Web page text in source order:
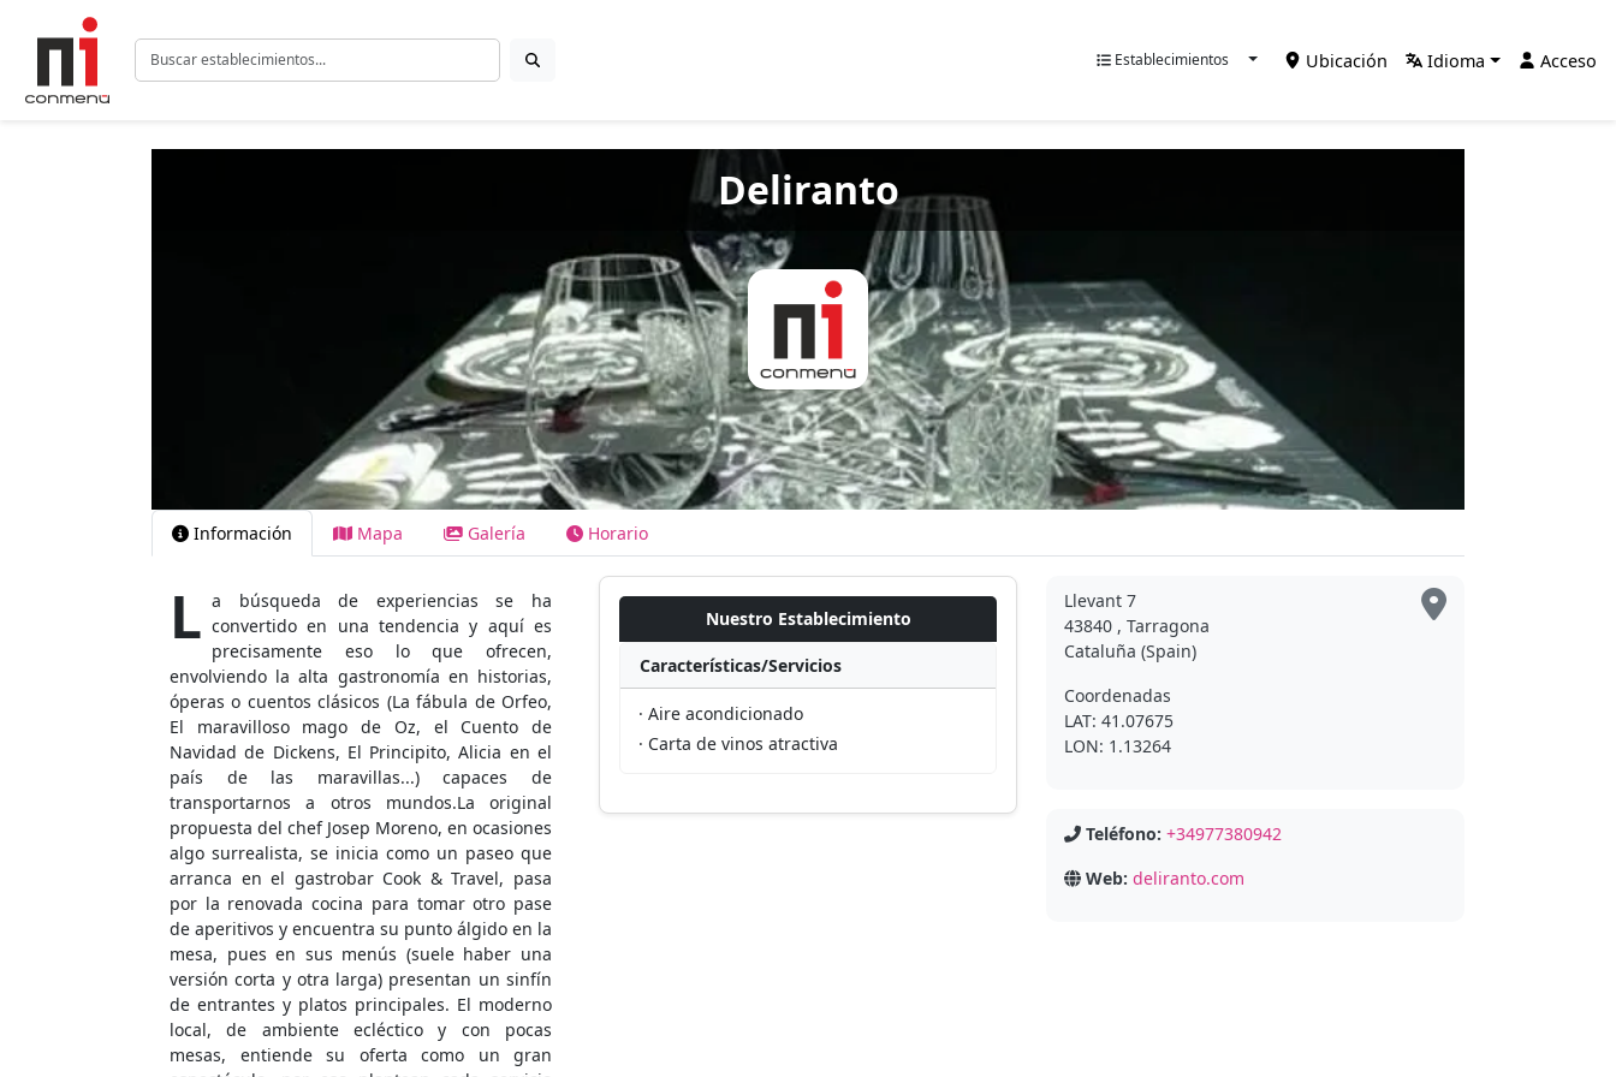
Establecimientos Ubicación Idioma Acceso
Deliranto
Información Mapa Galería Horario
L a búsqueda de experiencias se ha
convertido en una tendencia y aquí es
precisamente eso lo que ofrecen,
envolviendo la alta gastronomía en historias,
óperas o cuentos clásicos (La fábula de Orfeo,
El maravilloso mago de Oz, el Cuento de
Navidad de Dickens, El Principito, Alicia en el
país de las maravillas...) capaces de
transportarnos a otros mundos.La original
propuesta del chef Josep Moreno, en ocasiones
algo surrealista, se inicia como un paseo que
arranca en el gastrobar Cook & Travel, pasa
por la renovada cocina para tomar otro pase
de aperitivos y encuentra su punto álgido en la
mesa, pues en sus menús (suele haber una
versión corta y otra larga) presentan un sinfín
de entrantes y platos principales. El moderno
local, de ambiente ecléctico y con pocas
mesas, entiende su oferta como un gran
Nuestro Establecimiento
Características/Servicios
· Aire acondicionado
· Carta de vinos atractiva
Llevant 7
43840 , Tarragona
Cataluña (Spain)
Coordenadas
LAT: 41.07675
LON: 1.13264
Teléfono: +34977380942
Web: deliranto.com